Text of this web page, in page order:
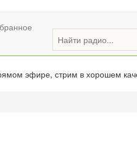
эфире, стрим в хорошем